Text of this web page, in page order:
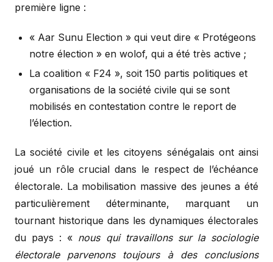
première ligne :
« Aar Sunu Election » qui veut dire « Protégeons
notre élection » en wolof, qui a été très active ;
La coalition « F24 », soit 150 partis politiques et
organisations de la société civile qui se sont
mobilisés en contestation contre le report de
l’élection.
La société civile et les citoyens sénégalais ont ainsi
joué un rôle crucial dans le respect de l’échéance
électorale. La mobilisation massive des jeunes a été
particulièrement déterminante, marquant un
tournant historique dans les dynamiques électorales
du pays : « nous qui travaillons sur la sociologie
électorale parvenons toujours à des conclusions